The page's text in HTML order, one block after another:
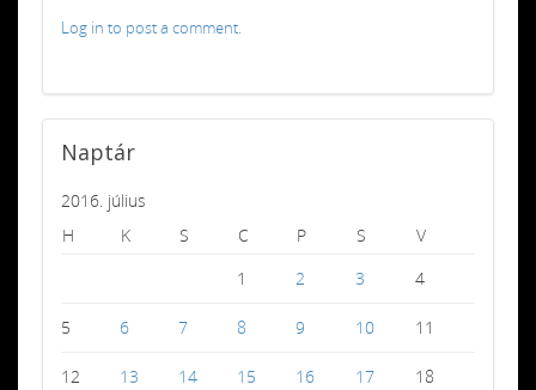
Log in to post a comment.
Naptár
2016. július
H
K S C P S
V
1
2 3 4
5 6 7 8 9 10 11
12 13 14 15 16 17 18